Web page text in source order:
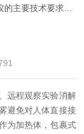
主要技术要求介绍
远程观察实验消解
避免对人体直接接
为加热体，包裹式